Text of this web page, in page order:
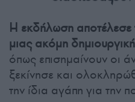
Η εκδήλωση αποτέλεσε
μιας ακόμη
όπως επισημαίνουν οι
ξεκίνησε και
την ίδια αγάπη για την